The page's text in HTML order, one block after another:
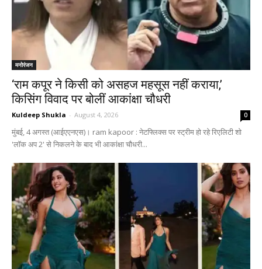
मनोरंजन
‘राम कपूर ने किसी को असहज महसूस नहीं कराया,’
किसिंग विवाद पर बोलीं आकांक्षा चौधरी
Kuldeep Shukla - August 4, 2026 0
मुंबई, 4 अगस्त (आईएएनएस)। ram kapoor : नेटफ्लिक्स पर स्ट्रीम हो रहे रिएलिटी शो
'लॉक अप 2' से निकलने के बाद भी आकांक्षा चौधरी...